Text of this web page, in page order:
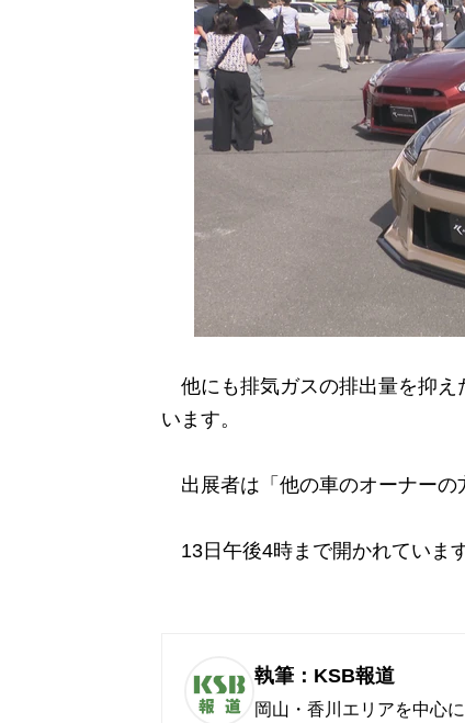
他にも排気ガスの排出量を抑
います。
出展者は「他の車のオーナーの
13日午後4時まで開かれています
執筆：KSB報道
岡山・香川エリアを中心